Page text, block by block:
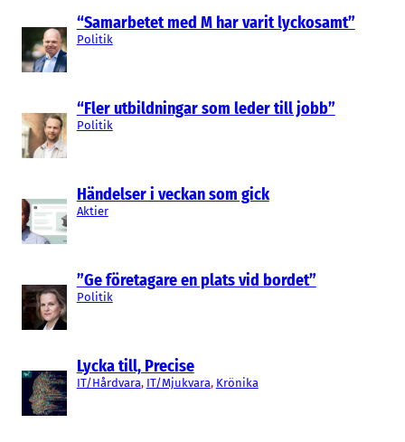
“Samarbetet med M har varit lyckosamt”
Politik
“Fler utbildningar som leder till jobb”
Politik
Händelser i veckan som gick
Aktier
”Ge företagare en plats vid bordet”
Politik
Lycka till, Precise
IT/Hårdvara, IT/Mjukvara, Krönika